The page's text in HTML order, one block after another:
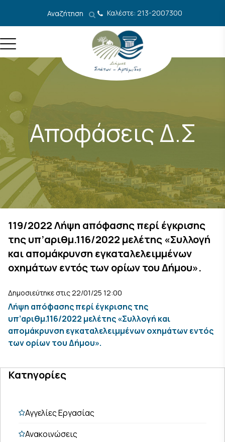
Αναζήτηση Καλέστε: 213-2007300
Αποφάσεις Δ.Σ
119/2022 Λήψη απόφασης περί έγκρισης
της υπ’αριθμ.116/2022 μελέτης «Συλλογή
και απομάκρυνση εγκαταλελειμμένων
οχημάτων εντός των ορίων του Δήμου».
Δημοσιεύτηκε στις 22/01/25 12:00
Λήψη απόφασης περί έγκρισης της
υπ’αριθμ.116/2022 μελέτης «Συλλογή και
απομάκρυνση εγκαταλελειμμένων οχημάτων εντός
των ορίων του Δήμου».
Κατηγορίες
Αγγελίες Εργασίας
Ανακοινώσεις